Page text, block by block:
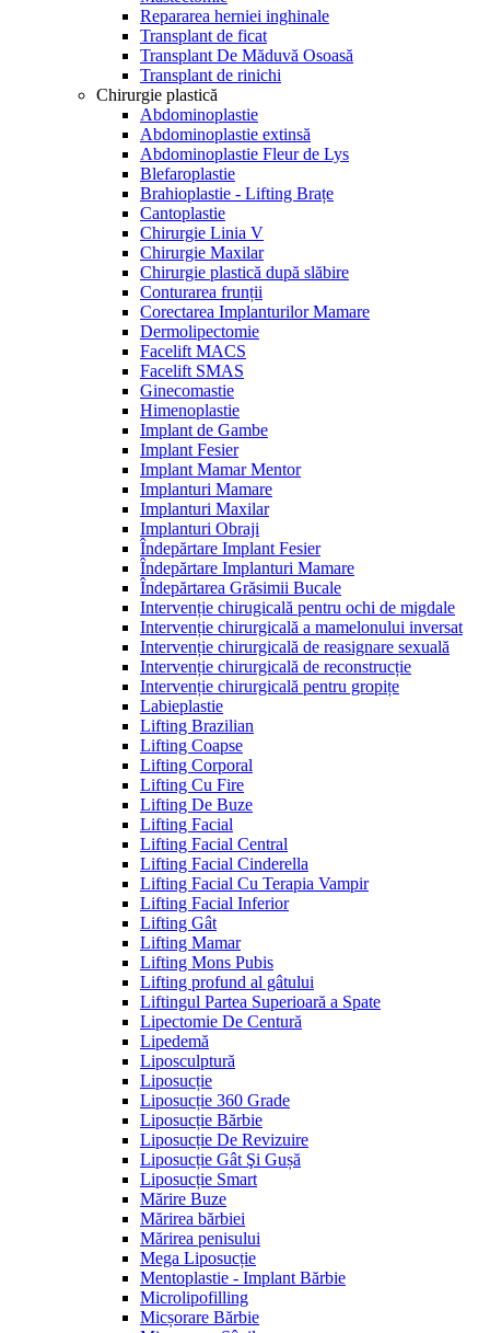
Repararea herniei inghinale
Transplant de ficat
Transplant De Măduvă Osoasă
Transplant de rinichi
Chirurgie plastică
Abdominoplastie
Abdominoplastie extinsă
Abdominoplastie Fleur de Lys
Blefaroplastie
Brahioplastie - Lifting Brațe
Cantoplastie
Chirurgie Linia V
Chirurgie Maxilar
Chirurgie plastică după slăbire
Conturarea frunții
Corectarea Implanturilor Mamare
Dermolipectomie
Facelift MACS
Facelift SMAS
Ginecomastie
Himenoplastie
Implant de Gambe
Implant Fesier
Implant Mamar Mentor
Implanturi Mamare
Implanturi Maxilar
Implanturi Obraji
Îndepărtare Implant Fesier
Îndepărtare Implanturi Mamare
Îndepărtarea Grăsimii Bucale
Intervenție chirugicală pentru ochi de migdale
Intervenție chirurgicală a mamelonului inversat
Intervenție chirurgicală de reasignare sexuală
Intervenție chirurgicală de reconstrucție
Intervenție chirurgicală pentru gropițe
Labieplastie
Lifting Brazilian
Lifting Coapse
Lifting Corporal
Lifting Cu Fire
Lifting De Buze
Lifting Facial
Lifting Facial Central
Lifting Facial Cinderella
Lifting Facial Cu Terapia Vampir
Lifting Facial Inferior
Lifting Gât
Lifting Mamar
Lifting Mons Pubis
Lifting profund al gâtului
Liftingul Partea Superioară a Spate
Lipectomie De Centură
Lipedemă
Liposculptură
Liposucție
Liposucție 360 Grade
Liposucție Bărbie
Liposucție De Revizuire
Liposucție Gât Şi Gușă
Liposucție Smart
Mărire Buze
Mărirea bărbiei
Mărirea penisului
Mega Liposucție
Mentoplastie - Implant Bărbie
Microlipofilling
Micșorare Bărbie